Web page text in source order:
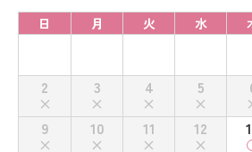
日
月 火 水
2
3 4 5
9
10 11 12